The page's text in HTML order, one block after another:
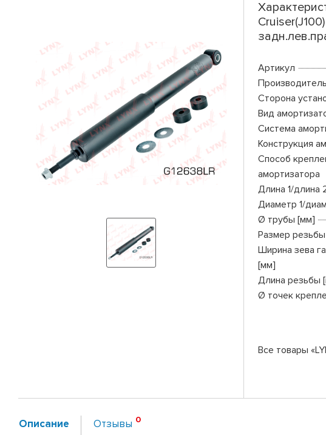
Артикул
Производитель
Сторона
Вид
Система
Конструкция
Способ
амортизатора
Длина 1/длина
Диаметр 1/
Ø трубы [мм]
Размер
Ширина зева
[мм]
Длина резьбы
Ø точек
Все товары
Описание Отзывы